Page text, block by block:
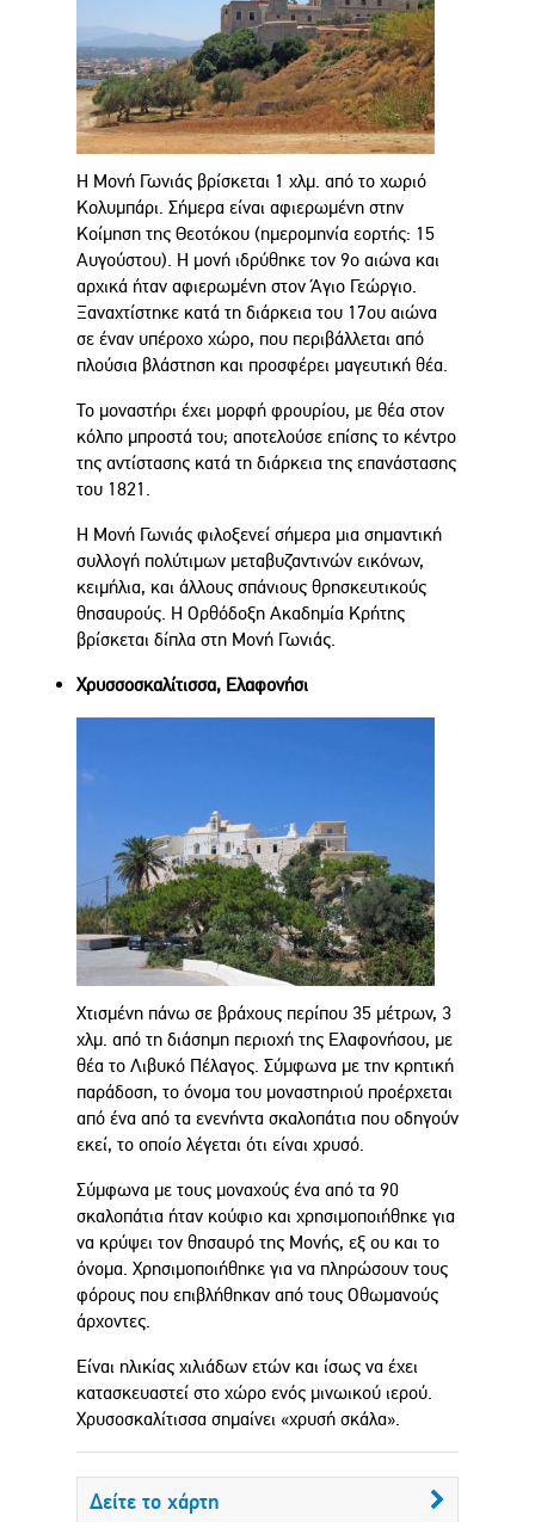
Η Μονή Γωνιάς βρίσκεται 1 χλμ. από το χωριό
Κολυμπάρι. Σήμερα είναι αφιερωμένη στην
Κοίμηση της Θεοτόκου (ημερομηνία εορτής: 15
Αυγούστου). Η μονή ιδρύθηκε τον 9ο αιώνα και
αρχικά ήταν αφιερωμένη στον Άγιο Γεώργιο.
Ξαναχτίστηκε κατά τη διάρκεια του 17ου αιώνα
σε έναν υπέροχο χώρο, που περιβάλλεται από
πλούσια βλάστηση και προσφέρει μαγευτική θέα.
Το μοναστήρι έχει μορφή φρουρίου, με θέα στον
κόλπο μπροστά του; αποτελούσε επίσης το κέντρο
της αντίστασης κατά τη διάρκεια της επανάστασης
του 1821.
Η Μονή Γωνιάς φιλοξενεί σήμερα μια σημαντική
συλλογή πολύτιμων μεταβυζαντινών εικόνων,
κειμήλια, και άλλους σπάνιους θρησκευτικούς
θησαυρούς. Η Ορθόδοξη Ακαδημία Κρήτης
βρίσκεται δίπλα στη Μονή Γωνιάς.
Χρυσσοσκαλίτισσα, Ελαφονήσι
Χτισμένη πάνω σε βράχους περίπου 35 μέτρων, 3
χλμ. από τη διάσημη περιοχή της Ελαφονήσου, με
θέα το Λιβυκό Πέλαγος. Σύμφωνα με την κρητική
παράδοση, το όνομα του μοναστηριού προέρχεται
από ένα από τα ενενήντα σκαλοπάτια που οδηγούν
εκεί, το οποίο λέγεται ότι είναι χρυσό.
Σύμφωνα με τους μοναχούς ένα από τα 90
σκαλοπάτια ήταν κούφιο και χρησιμοποιήθηκε για
να κρύψει τον θησαυρό της Μονής, εξ ου και το
όνομα. Χρησιμοποιήθηκε για να πληρώσουν τους
φόρους που επιβλήθηκαν από τους Οθωμανούς
άρχοντες.
Είναι ηλικίας χιλιάδων ετών και ίσως να έχει
κατασκευαστεί στο χώρο ενός μινωικού ιερού.
Χρυσοσκαλίτισσα σημαίνει «χρυσή σκάλα».
Δείτε το χάρτη